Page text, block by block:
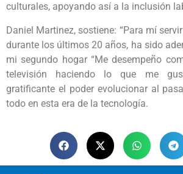
culturales, apoyando así a la inclusión
Daniel Martinez, sostiene: “Para mí
durante los últimos 20 años, ha sido
mi segundo hogar “Me desempeño
televisión haciendo lo que me
gratificante el poder evolucionar al
todo en esta era de la tecnología.